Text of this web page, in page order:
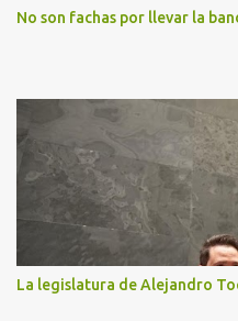
No son fachas por llevar la
La legislatura de Alejandro